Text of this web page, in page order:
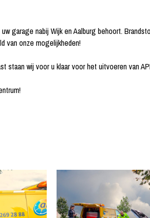
garage nabij Wijk en Aalburg behoort.
van onze mogelijkheden!
wij voor u klaar voor het uitvoeren van